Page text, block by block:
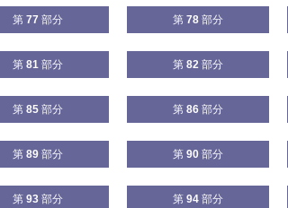
第 77 部分 第 78 部分
第 81 部分 第 82 部分
第 85 部分 第 86 部分
第 89 部分 第 90 部分
第 93 部分 第 94 部分